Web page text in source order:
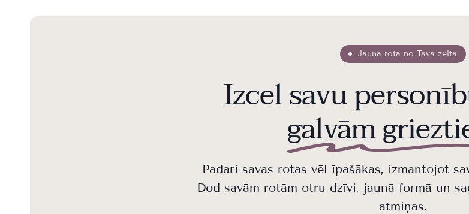
Jauna rota no Tava zelta
Izcel savu
galvām
Padari savas rotas vēl īpašākas, izmantojot
Dod savām rotām otru dzīvi, jaunā formā un
atmiņas.